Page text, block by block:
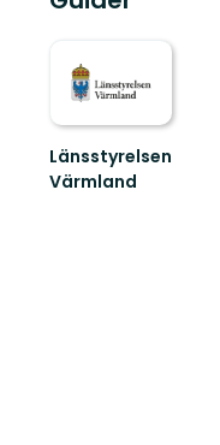
Länsstyrelsen
Värmland